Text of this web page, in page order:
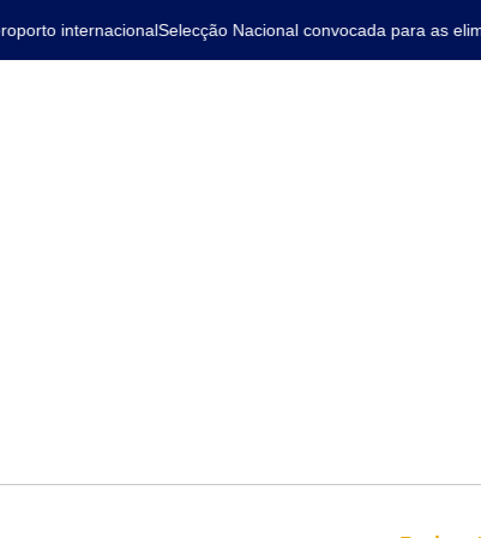
internacionalSelecção Nacional convocada para as